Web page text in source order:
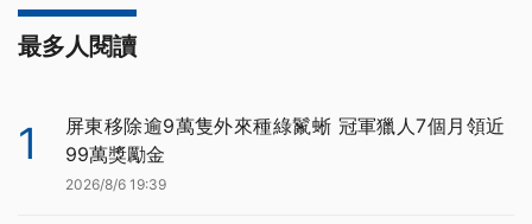
最多人閱讀
1
屏東移除逾9萬隻外來種綠鬣蜥 冠軍獵人7個月領近
99萬獎勵金
2026/8/6 19:39